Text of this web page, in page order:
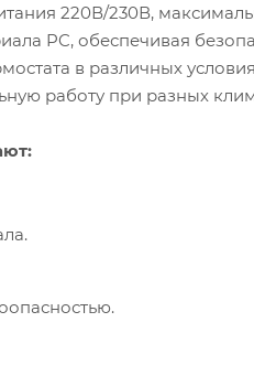
220В/230В,
PC, обеспечивая
в различных
работу при разных